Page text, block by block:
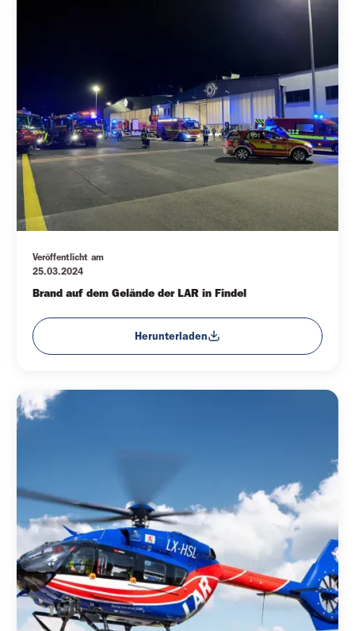
Veröffentlicht am
25.03.2024
Brand auf dem Gelände der LAR in Findel
Herunterladen